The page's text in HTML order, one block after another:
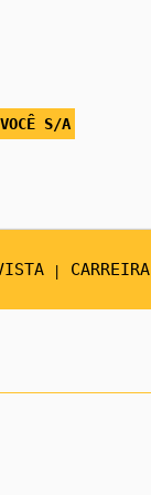
S/A
CARREIRA